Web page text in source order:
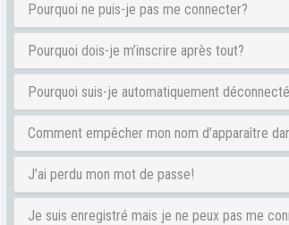
Pourquoi ne puis-je pas me connecter?
Pourquoi dois-je m’inscrire après tout?
Pourquoi suis-je automatiquement
Comment empêcher mon nom d’apparaître
J’ai perdu mon mot de passe!
Je suis enregistré mais je ne peux pas me